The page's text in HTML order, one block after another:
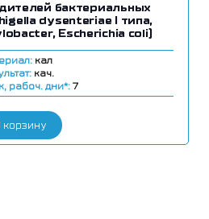
бактериальных
dysenteriae I типа,
Escherichia coli)
кал
кач.
рабоч. дни*:7
корзину